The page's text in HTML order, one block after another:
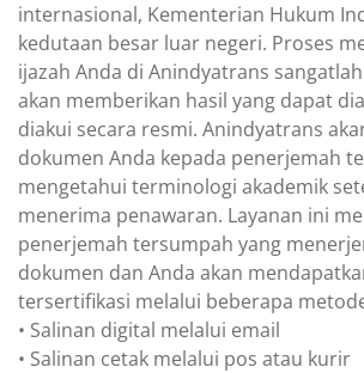
internasional, Kementerian Hukum
kedutaan besar luar negeri. Proses
ijazah Anda di Anindyatrans
akan memberikan hasil yang dapat
diakui secara resmi. Anindyatrans
dokumen Anda kepada penerjemah
mengetahui terminologi akademik
menerima penawaran. Layanan ini
penerjemah tersumpah yang
dokumen dan Anda akan
tersertifikasi melalui beberapa
• Salinan digital melalui email
• Salinan cetak melalui pos atau kurir